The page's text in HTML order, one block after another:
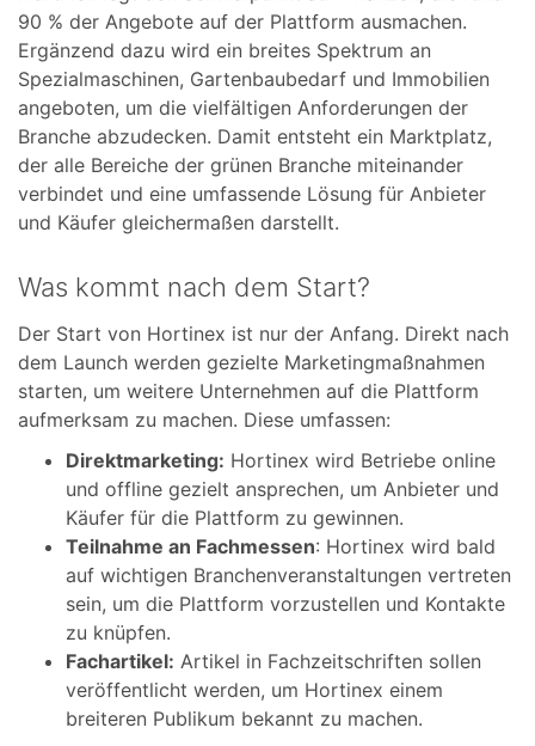
90 % der Angebote auf der Plattform ausmachen.
Ergänzend dazu wird ein breites Spektrum an
Spezialmaschinen, Gartenbaubedarf und Immobilien
angeboten, um die vielfältigen Anforderungen der
Branche abzudecken. Damit entsteht ein Marktplatz,
der alle Bereiche der grünen Branche miteinander
verbindet und eine umfassende Lösung für Anbieter
und Käufer gleichermaßen darstellt.
Was kommt nach dem Start?
Der Start von Hortinex ist nur der Anfang. Direkt nach
dem Launch werden gezielte Marketingmaßnahmen
starten, um weitere Unternehmen auf die Plattform
aufmerksam zu machen. Diese umfassen:
Direktmarketing: Hortinex wird Betriebe online
und offline gezielt ansprechen, um Anbieter und
Käufer für die Plattform zu gewinnen.
Teilnahme an Fachmessen: Hortinex wird bald
auf wichtigen Branchenveranstaltungen vertreten
sein, um die Plattform vorzustellen und Kontakte
zu knüpfen.
Fachartikel: Artikel in Fachzeitschriften sollen
veröffentlicht werden, um Hortinex einem
breiteren Publikum bekannt zu machen.